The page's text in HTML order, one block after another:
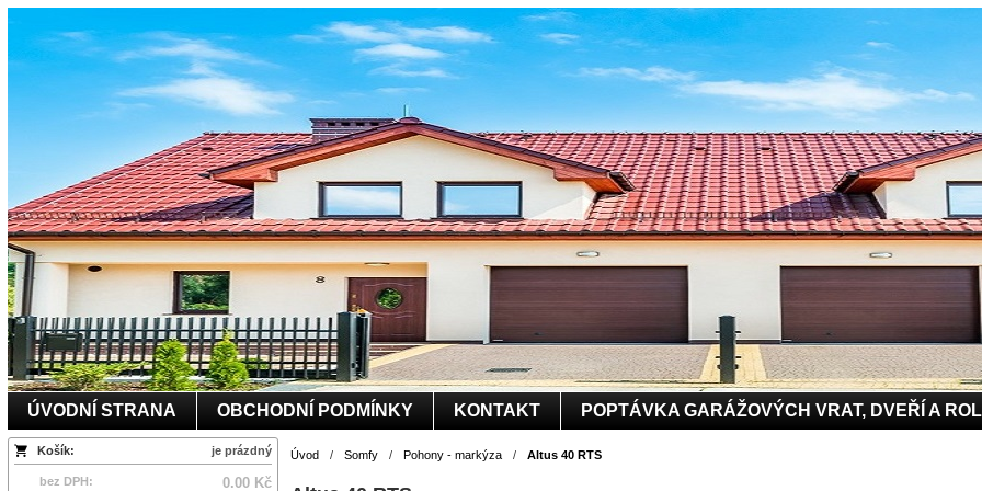
ÚVODNÍ STRANA OBCHODNÍ PODMÍNKY KONTAKT POPTÁVKA GARÁŽOVÝCH VRAT, DVEŘÍ A
Košík: je prázdný
bez DPH: 0.00 Kč
Úvod / Somfy / Pohony - markýza / Altus 40 RTS